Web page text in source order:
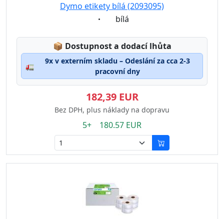
Dymo etikety bílá (2093095)
Eigenschaft:
bílá
📦 Lagerstatus:
Dostupnost a dodací lhůta
🚛
9x v externím skladu – Odeslání za cca 2-3
pracovní dny
182,39 EUR
Bez DPH, plus náklady na dopravu
5+ 180.57 EUR